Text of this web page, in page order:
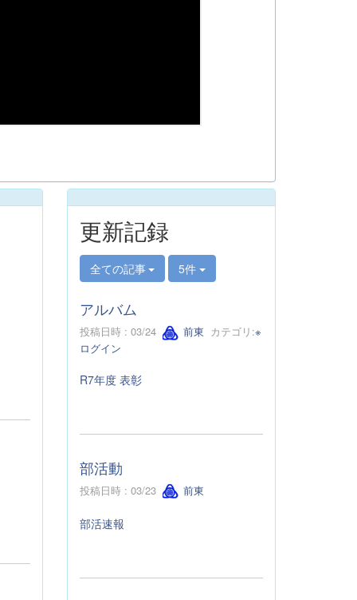
更新記録
全ての記事 5件
アルバム
投稿日時 : 03/24 前東 カテゴリ:※
ログイン
R7年度 表彰
部活動
投稿日時 : 03/23 前東
部活速報